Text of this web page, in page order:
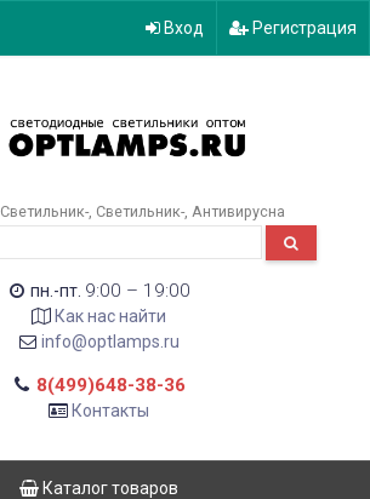
Вход Регистрация
Светильник- Светильник- Антивирусна
пн.-пт. 9:00 – 19:00
Как нас найти
info@optlamps.ru
8(499)648-38-36
Контакты
Каталог товаров